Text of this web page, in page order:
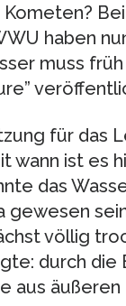
haben
muss
für das
wann ist es
das
völlig
durch die
aus